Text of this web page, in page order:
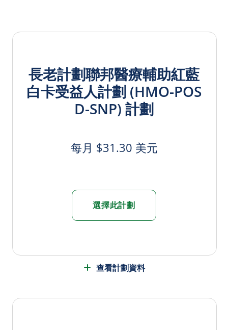
長老計劃聯邦醫療輔助紅藍
白卡受益人計劃 (HMO-POS
D-SNP) 計劃
每月 $31.30 美元
選擇此計劃
查看計劃資料